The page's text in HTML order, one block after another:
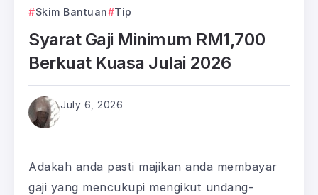
Skim Bantuan
Tip
Syarat Gaji Minimum RM1,700
Berkuat Kuasa Julai 2026
July 6, 2026
Adakah anda pasti majikan anda membayar
gaji yang mencukupi mengikut undang-